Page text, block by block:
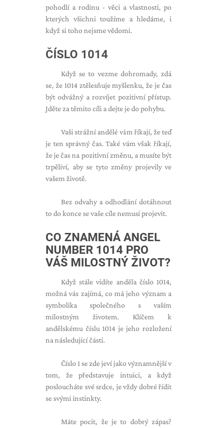
pohodlí a rodinu - věci a vlastnosti, po
kterých všichni toužíme a hledáme, i
když si toho nejsme vědomi.
ČÍSLO 1014
Když se to vezme dohromady, zdá
se, že 1014 ztělesňuje myšlenku, že je čas
být odvážný a rozvíjet pozitivní přístup.
Jděte za těmito cíli a dejte je do pohybu.
Vaši strážní andělé vám říkají, že teď
je ten správný čas. Také vám však říkají,
že je čas na pozitivní změnu, a musíte být
trpěliví, aby se tyto změny projevily ve
vašem životě.
Bez odvahy a odhodlání dotáhnout
to do konce se vaše cíle nemusí projevit.
CO ZNAMENÁ ANGEL
NUMBER 1014 PRO
VÁŠ MILOSTNÝ ŽIVOT?
Když stále vidíte anděla číslo 1014,
možná vás zajímá, co má jeho význam a
symbolika společného s vaším
milostným životem. Klíčem k
andělskému číslu 1014 je jeho rozložení
na následující části.
Číslo 1 se zde jeví jako významnější v
tom, že představuje intuici, a když
posloucháte své srdce, je vždy dobré řídit
se svými instinkty.
Máte pocit, že je to dobrý zápas?